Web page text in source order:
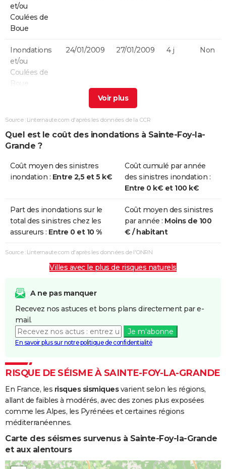
et/ou
Coulées de
Boue
Inondations
et/ou
Coulées de
Boue
24/01/2009 27/01/2009 4 j Non
Mécaniques
des Vagues
24/01/2009 27/01/2009
et/ou
Coulées de
Chocs
Mécaniques
liés à l'action
des Vagues
25/12/1999 29/12/1999 5 j Non
Inondations
Coulées de
24/12/1993 10/01/1994 18 j
Inondations
et/ou
Coulées de
06/11/1982 10/11/1982 5 j
Source : Linternaute.com d'après les données de la CCR
Quel est le coût des inondations à Sainte-Foy-la-
Grande ?
Coût moyen des sinistres
inondation : Entre 2,5 et 5 k€
Coût cumulé par année
des sinistres inondation :
Entre 0 k€ et 100 k€
Part des inondations sur le
total des sinistres chez les
assureurs : Entre 0 et 10 %
Coût moyen des sinistres
par année : Moins de 100
€ / habitant
Source : Linternaute.com d'après les données de l'ONRN
Villes avec le plus de risques naturels
A ne pas manquer
Recevez nos astuces et bons plans directement par e-
mail.
Je m'abonne
En savoir plus sur notre politique de confidentialité
RISQUE DE SÉISME À SAINTE-FOY-LA-GRANDE
En France, les risques sismiquesvarient selon les régions,
allant de faibles à modérés, avec des zones plus exposées
comme les Alpes, les Pyrénées et certaines régions
méditerranéennes.
Carte des séismes survenus à Sainte-Foy-la-Grande
et aux alentours